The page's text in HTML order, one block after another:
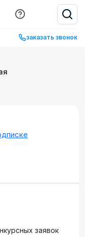
заказать звонок
заявок